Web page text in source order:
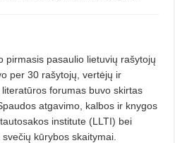
pirmasis pasaulio lietuvių rašytojų
per 30 rašytojų, vertėjų ir
forumas buvo skirtas
atgavimo, kalbos ir knygos
institute (LLTI) bei
kūrybos skaitymai.